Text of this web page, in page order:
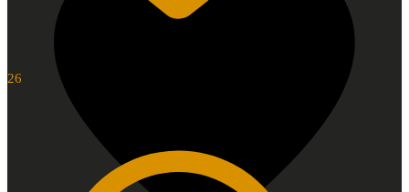
26